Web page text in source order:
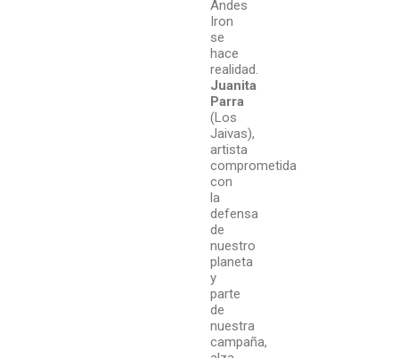
Andes
Iron
se
hace
realidad.
Juanita
Parra
(Los
Jaivas),
artista
comprometida
con
la
defensa
de
nuestro
planeta
y
parte
de
nuestra
campaña,